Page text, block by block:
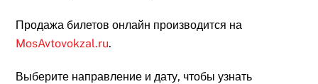
Продажа билетов онлайн производится на
MosAvtovokzal.ru.
Выберите направление и дату, чтобы узнать